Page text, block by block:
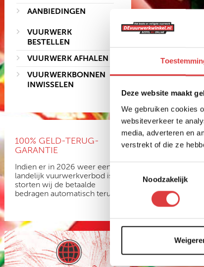
Deze website maakt
We gebruiken cookies
websiteverkeer te
media, adverteren en
verstrekt of die ze
Toestemmingsselectie
Noodzakelijk
AANBIEDINGEN
VUURWERK
BESTELLEN
VUURWERK AFHALEN
VUURWERKBONNEN
INWISSELEN
100% GELD-TERUG-
GARANTIE
Indien er in 2026 weer een
landelijk vuurwerkverbod is,
storten wij de betaalde
bedragen automatisch terug